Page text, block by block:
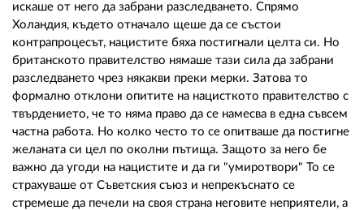
искаше от него да забрани разследването. Спрямо
Холандия, където отначало щеше да се състои
контрапроцесът, нацистите бяха постигнали целта си. Но
британското правителство нямаше тази сила да забрани
разследването чрез някакви преки мерки. Затова то
формално отклони опитите на нацисткото правителство с
твърдението, че то няма право да се намесва в една съвсем
частна работа. Но колко често то се опитваше да постигне
желаната си цел по околни пътища. Защото за него бе
важно да угоди на нацистите и да ги "умиротвори" То се
страхуваше от Съветския съюз и непрекъснато се
стремеше да печели на своя страна неговите неприятели, а